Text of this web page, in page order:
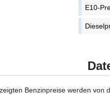
E10-
Benzinpreise werden von